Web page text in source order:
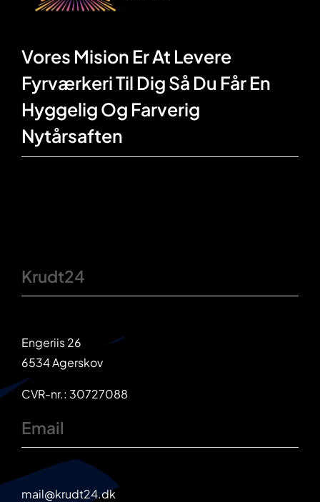
Vores Mision Er At Levere
Fyrværkeri Til Dig Så Du Får En
Hyggelig Og Farverig
Nytårsaften
Krudt24
Engeriis 26
6534 Agerskov
CVR-nr.: 30727088
Email
mail@krudt24.dk